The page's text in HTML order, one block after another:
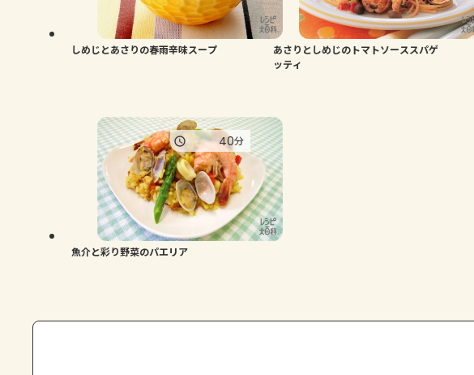
しめじとあさりの春雨辛味スープ
あさりとしめじのトマトソーススパゲ
ッティ
魚介と彩り野菜のパエリア
40分